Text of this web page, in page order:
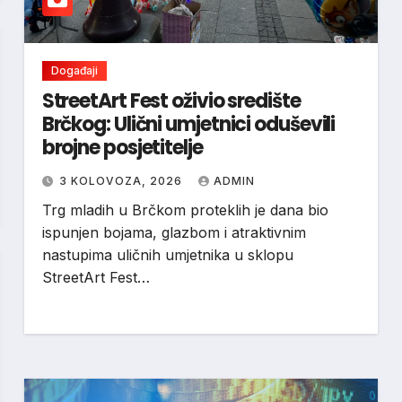
Događaji
StreetArt Fest oživio središte
Brčkog: Ulični umjetnici oduševili
brojne posjetitelje
3 KOLOVOZA, 2026 ADMIN
Trg mladih u Brčkom proteklih je dana bio
ispunjen bojama, glazbom i atraktivnim
nastupima uličnih umjetnika u sklopu
StreetArt Fest…